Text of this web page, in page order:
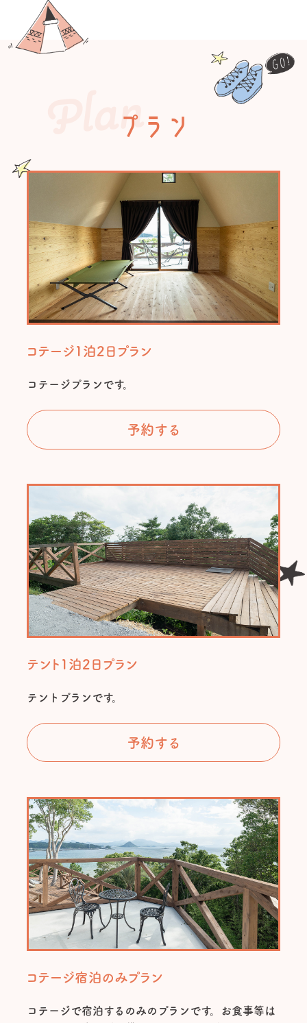
Planプラン
コテージ1泊2日プラン
コテージプランです。
予約する
テント1泊2日プラン
テントプランです。
予約する
コテージ宿泊のみプラン
コテージで宿泊するのみのプランです。お食事等は